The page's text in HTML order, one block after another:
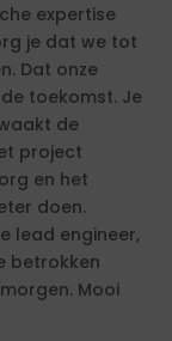
expertise
je dat we tot
Dat onze
toekomst. Je
de
project
en het
doen.
lead engineer,
betrokken
Mooi